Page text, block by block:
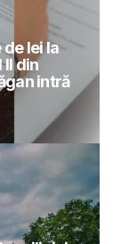
lei la
din
intră